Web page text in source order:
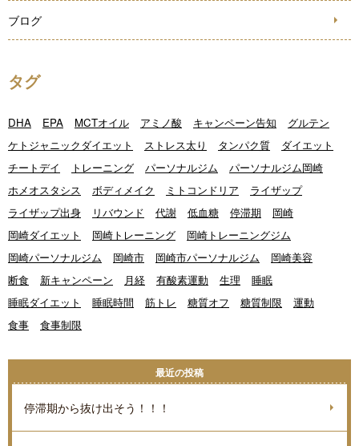
ブログ
タグ
DHA EPA MCTオイル アミノ酸 キャンペーン告知
グルテン
ケトジャニックダイエット
ストレス太り タンパク質
ダイエット
チートデイ
トレーニング パーソナルジム
パーソナルジム岡崎
ホメオスタシス
ボディメイク ミトコンドリア
ライザップ
ライザップ出身
リバウンド 代謝 低血糖 停滞期
岡崎
岡崎ダイエット
岡崎トレーニング
岡崎トレーニングジム
岡崎パーソナルジム
岡崎市 岡崎市パーソナルジム
岡崎美容
断食
新キャンペーン 月経 有酸素運動 生理
睡眠
睡眠ダイエット
睡眠時間 筋トレ 糖質オフ 糖質制限
運動
食事
食事制限
最近の投稿
停滞期から抜け出そう！！！